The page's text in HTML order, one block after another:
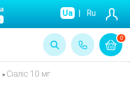
0
Ua | Ru
> Сіаліс 10 мг